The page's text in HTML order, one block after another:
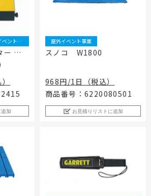
屋内イベント事業
ー ワ
加
屋外イベント事業
スノコ W1800
968円/1日（税込）
商品番号：6220080501
お見積りリストに追加